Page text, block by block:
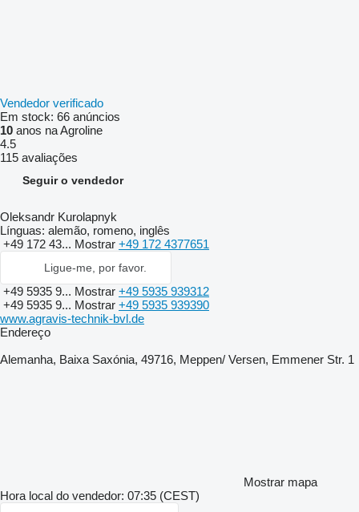
Vendedor verificado
Em stock: 66 anúncios
10 anos na Agroline
4.5
115 avaliações
Seguir o vendedor
Oleksandr Kurolapnyk
Línguas: alemão, romeno, inglês
+49 172 43... Mostrar +49 172 4377651
Ligue-me, por favor.
+49 5935 9... Mostrar +49 5935 939312
+49 5935 9... Mostrar +49 5935 939390
www.agravis-technik-bvl.de
Endereço
Alemanha, Baixa Saxónia, 49716, Meppen/ Versen, Emmener Str. 1
Mostrar mapa
Hora local do vendedor: 07:35 (CEST)